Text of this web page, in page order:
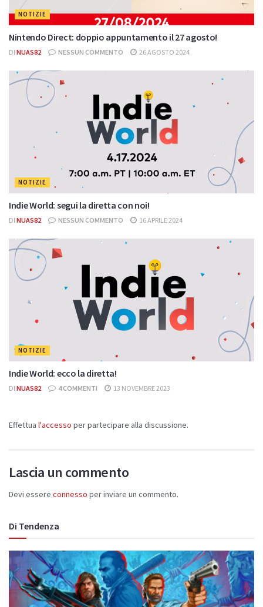
NOTIZIE
Nintendo Direct: doppio appuntamento il 27 agosto!
DI NUAS82 NESSUN COMMENTO 26 AGOSTO 2024
NOTIZIE
Indie World: segui la diretta con noi!
DI NUAS82 NESSUN COMMENTO 16 APRILE 2024
NOTIZIE
Indie World: ecco la diretta!
DI NUAS82 4 COMMENTI 13 NOVEMBRE 2023
Effettua l'accesso per partecipare alla discussione.
Lascia un commento
Devi essere connesso per inviare un commento.
Di Tendenza